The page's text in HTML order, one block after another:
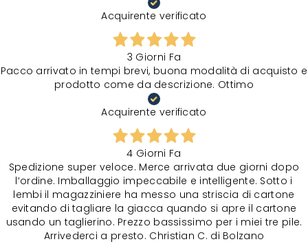
Acquirente verificato
3 Giorni Fa
Pacco arrivato in tempi brevi, buona modalità di acquisto e
prodotto come da descrizione. Ottimo
Acquirente verificato
4 Giorni Fa
Spedizione super veloce. Merce arrivata due giorni dopo
l‘ordine. Imballaggio impeccabile e intelligente. Sotto i
lembi il magazziniere ha messo una striscia di cartone
evitando di tagliare la giacca quando si apre il cartone
usando un taglierino. Prezzo bassissimo per i miei tre pile.
Arrivederci a presto. Christian C. di Bolzano